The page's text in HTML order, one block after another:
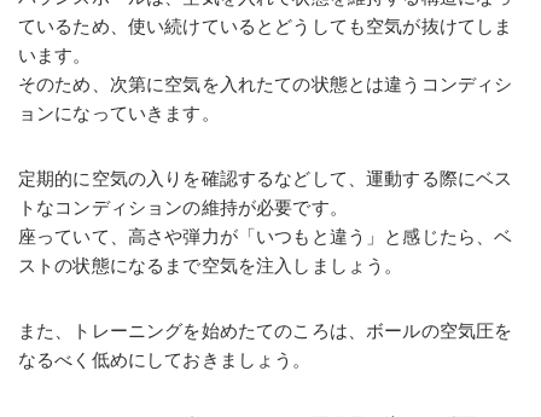
ているため、使い続けているとどうしても空気が抜けてしま
います。
そのため、次第に空気を入れたての状態とは違うコンディシ
ョンになっていきます。
定期的に空気の入りを確認するなどして、運動する際にベス
トなコンディションの維持が必要です。
座っていて、高さや弾力が「いつもと違う」と感じたら、ベ
ストの状態になるまで空気を注入しましょう。
また、トレーニングを始めたてのころは、ボールの空気圧を
なるべく低めにしておきましょう。